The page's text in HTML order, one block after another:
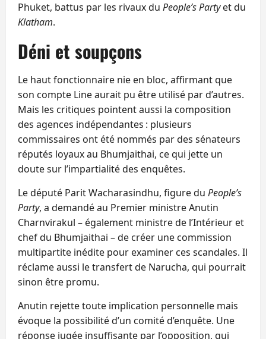
Phuket, battus par les rivaux du People’s Partyet du
Klatham.
Déni et soupçons
Le haut fonctionnaire nie en bloc, affirmant que
son compte Line aurait pu être utilisé par d’autres.
Mais les critiques pointent aussi la composition
des agences indépendantes : plusieurs
commissaires ont été nommés par des sénateurs
réputés loyaux au Bhumjaithai, ce qui jette un
doute sur l’impartialité des enquêtes.
Le député Parit Wacharasindhu, figure du People’s
Party, a demandé au Premier ministre Anutin
Charnvirakul – également ministre de l’Intérieur et
chef du Bhumjaithai – de créer une commission
multipartite inédite pour examiner ces scandales. Il
réclame aussi le transfert de Narucha, qui pourrait
sinon être promu.
Anutin rejette toute implication personnelle mais
évoque la possibilité d’un comité d’enquête. Une
réponse jugée insuffisante par l’opposition, qui